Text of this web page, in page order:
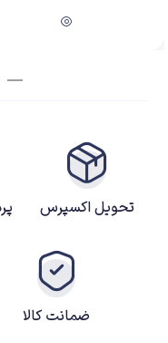
تحویل اکسپرس
ضمانت کالا